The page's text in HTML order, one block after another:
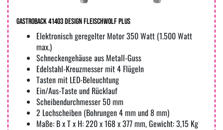
Gastroback 41403 Design Fleischwolf Plus
Elektronisch geregelter Motor 350 Watt (1.500 Watt
max.)
Schneckengehäuse aus Metall-Guss
Edelstahl-Kreuzmesser mit 4 Flügeln
Tasten mit LED-Beleuchtung
Ein/Aus-Taste und Rücklauf
Scheibendurchmesser 50 mm
2 Lochscheiben (Bohrungen 4 mm und 8 mm)
Maße: B x T x H: 220 x 168 x 377 mm, Gewicht: 3,15 Kg